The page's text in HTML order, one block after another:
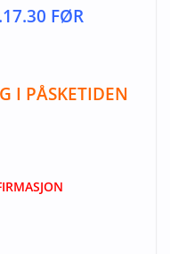
FØR
I PÅSKETIDEN